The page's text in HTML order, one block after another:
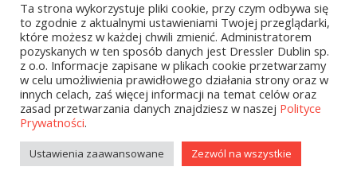
KONTAKT
Biuro:(22) 45 70 402
Redakcja:(22) 45 70 444
Mail:biuro@bellona.pl
Ta strona wykorzystuje pliki cookie, przy czym odbywa się
to zgodnie z aktualnymi ustawieniami Twojej przeglądarki,
które możesz w każdej chwili zmienić. Administratorem
pozyskanych w ten sposób danych jest Dressler Dublin sp.
z o.o. Informacje zapisane w plikach cookie przetwarzamy
w celu umożliwienia prawidłowego działania strony oraz w
innych celach, zaś więcej informacji na temat celów oraz
zasad przetwarzania danych znajdziesz w naszej Polityce
Prywatności.
Ustawienia zaawansowane Zezwól na wszystkie